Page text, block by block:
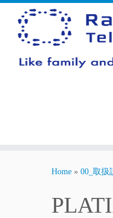
Skip
content
Home » 00_取扱